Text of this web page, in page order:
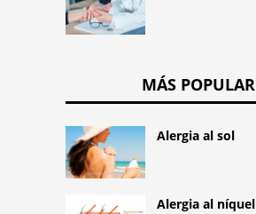
MÁS POPULAR
Alergia al sol
Alergia al níquel